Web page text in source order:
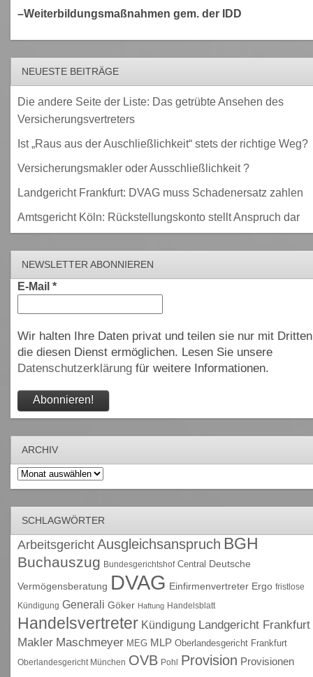
–Weiterbildungsmaßnahmen gem. der IDD
NEUESTE BEITRÄGE
Die andere Seite der Liste: Das getrübte Ansehen des
Versicherungsvertreters
Ist „Raus aus der Auschließlichkeit“ stets der richtige Weg?
Versicherungsmakler oder Ausschließlichkeit ?
Landgericht Frankfurt: DVAG muss Schadenersatz zahlen
Amtsgericht Köln: Rückstellungskonto stellt Anspruch dar
NEWSLETTER ABONNIEREN
E-Mail *
Wir halten Ihre Daten privat und teilen sie nur mit
die diesen Dienst ermöglichen. Lesen Sie unsere
Datenschutzerklärungfür weitere Informationen.
ARCHIV
Archiv
SCHLAGWÖRTER
Arbeitsgericht Ausgleichsanspruch BGH
Buchauszug Bundesgerichtshof Central Deutsche
Vermögensberatung DVAG Einfirmenvertreter Ergo fristlose
Kündigung Generali Göker Haftung Handelsblatt
Handelsvertreter Kündigung Landgericht Frankfurt
Makler Maschmeyer MEG MLP Oberlandesgericht Frankfurt
Oberlandesgericht München OVB Pohl Provision Provisionen